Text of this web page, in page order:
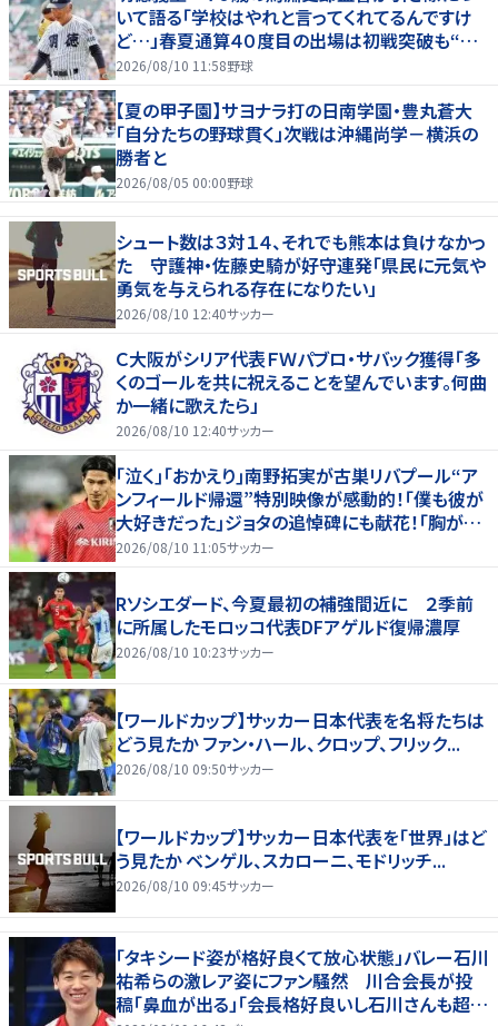
いて語る「学校はやれと言ってくれてるんですけ
ど…」春夏通算４０度目の出場は初戦突破も“馬
淵節”炸裂
2026/08/10 11:58野球
【夏の甲子園】サヨナラ打の日南学園・豊丸蒼大
「自分たちの野球貫く」次戦は沖縄尚学－横浜の
勝者と
2026/08/05 00:00野球
シュート数は３対１４、それでも熊本は負けなかっ
た 守護神・佐藤史騎が好守連発「県民に元気や
勇気を与えられる存在になりたい」
2026/08/10 12:40サッカー
Ｃ大阪がシリア代表ＦＷパブロ・サバック獲得「多
くのゴールを共に祝えることを望んでいます。何曲
か一緒に歌えたら」
2026/08/10 12:40サッカー
｢泣く｣｢おかえり｣南野拓実が古巣リバプール“ア
ンフィールド帰還”特別映像が感動的！｢僕も彼が
大好きだった｣ジョタの追悼碑にも献花！｢胸が熱
くなります…｣
2026/08/10 11:05サッカー
Rソシエダード、今夏最初の補強間近に ２季前
に所属したモロッコ代表DFアゲルド復帰濃厚
2026/08/10 10:23サッカー
【ワールドカップ】サッカー日本代表を名将たちは
どう見たか ファン・ハール、クロップ、フリック...
2026/08/10 09:50サッカー
【ワールドカップ】サッカー日本代表を「世界」はど
う見たか ベンゲル、スカローニ、モドリッチ...
2026/08/10 09:45サッカー
「タキシード姿が格好良くて放心状態」バレー石川
祐希らの激レア姿にファン騒然 川合会長が投
稿「鼻血が出る」「会長格好良いし石川さんも超格